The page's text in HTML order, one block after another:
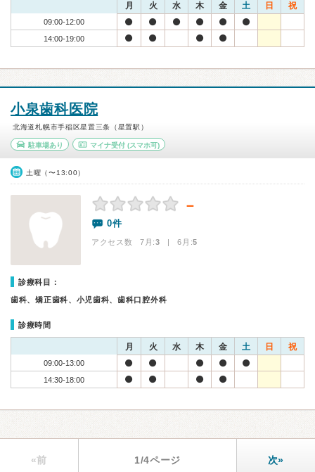
月 火 水 木 金 土 日 祝
09:00-12:00
14:00-19:00
小泉歯科医院
北海道札幌市手稲区星置三条（星置駅）
駐車場あり マイナ受付(スマホ可)
土曜（〜13:00）
－
0件
アクセス数 7月:3 | 6月:5
診療科目：
歯科、矯正歯科、小児歯科、歯科口腔外科
診療時間
月 火 水 木 金 土 日 祝
09:00-13:00
14:30-18:00
«前 1/4ページ 次»